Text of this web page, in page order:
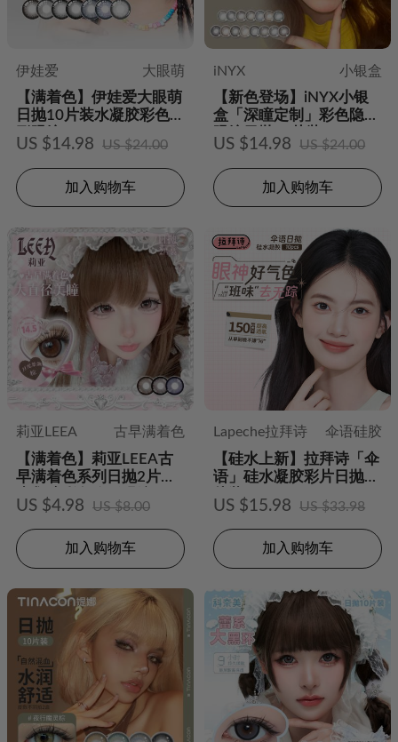
伊娃爱
大眼萌
【满着色】伊娃爱大眼萌
日抛10片装水凝胶彩色隐
形眼镜
US $14.98 US $24.00
加入购物车
iNYX
小银盒
【新色登场】iNYX小银
盒「深瞳定制」彩色隐形
眼镜日抛10片装
US $14.98 US $24.00
加入购物车
莉亚LEEA
古早满着色
【满着色】莉亚LEEA古
早满着色系列日抛2片装
水凝胶彩色隐形眼镜
US $4.98 US $8.00
加入购物车
Lapeche拉拜诗
伞语硅胶
【硅水上新】拉拜诗「伞
语」硅水凝胶彩片日抛10
US $15.98 US $33.98
加入购物车